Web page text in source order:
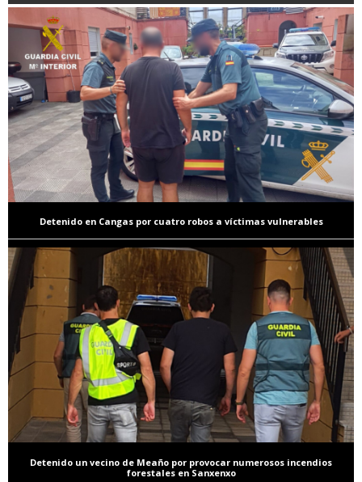
Detenido en Cangas por cuatro robos a víctimas vulnerables
Detenido un vecino de Meaño por provocar numerosos incendios
forestales en Sanxenxo